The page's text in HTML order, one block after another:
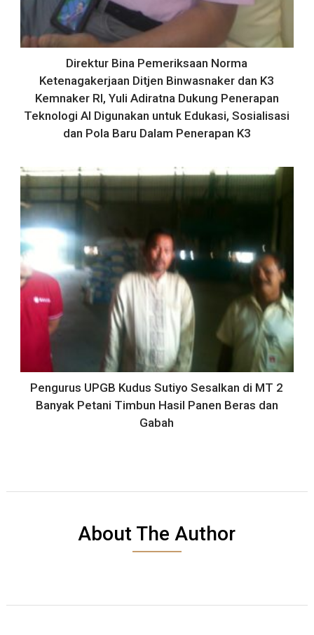
Direktur Bina Pemeriksaan Norma
Ketenagakerjaan Ditjen Binwasnaker dan K3
Kemnaker RI, Yuli Adiratna Dukung Penerapan
Teknologi AI Digunakan untuk Edukasi, Sosialisasi
dan Pola Baru Dalam Penerapan K3
Pengurus UPGB Kudus Sutiyo Sesalkan di MT 2
Banyak Petani Timbun Hasil Panen Beras dan
Gabah
About The Author